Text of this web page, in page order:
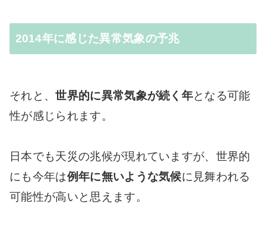
2014年に感じた異常気象の予兆
それと、世界的に異常気象が続く年となる可能
性が感じられます。
日本でも天災の兆候が現れていますが、世界的
にも今年は例年に無いような気候に見舞われる
可能性が高いと思えます。